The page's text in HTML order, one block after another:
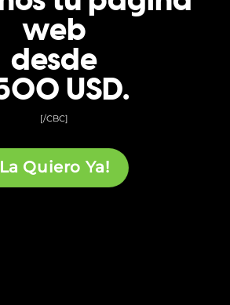
web
desde
USD.
[/CBC]
La Quiero Ya!